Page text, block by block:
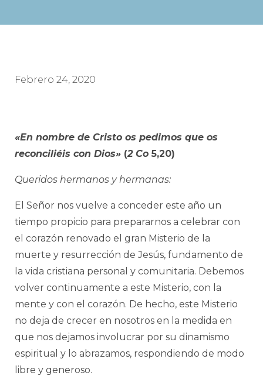
Febrero 24, 2020
«En nombre de Cristo os pedimos que os
reconciliéis con Dios» (2 Co 5,20)
Queridos hermanos y hermanas:
El Señor nos vuelve a conceder este año un
tiempo propicio para prepararnos a celebrar con
el corazón renovado el gran Misterio de la
muerte y resurrección de Jesús, fundamento de
la vida cristiana personal y comunitaria. Debemos
volver continuamente a este Misterio, con la
mente y con el corazón. De hecho, este Misterio
no deja de crecer en nosotros en la medida en
que nos dejamos involucrar por su dinamismo
espiritual y lo abrazamos, respondiendo de modo
libre y generoso.